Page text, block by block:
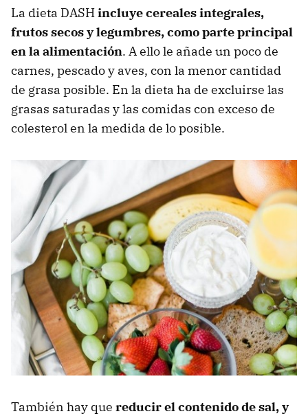
La dieta DASHincluye cereales integrales,
frutos secos y legumbres, como parte principal
en la alimentación. A ello le añade un poco de
carnes, pescado y aves, con la menor cantidad
de grasa posible. En la dieta ha de excluirse las
grasas saturadas y las comidas con exceso de
colesterol en la medida de lo posible.
También hay que reducir el contenido de sal, y